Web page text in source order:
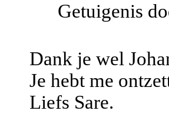
Getuigenis
Dank je wel
Je hebt me
Liefs Sare.